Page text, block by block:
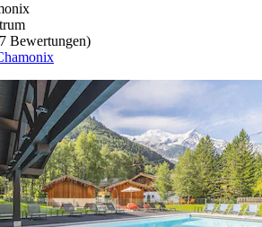
Bewertungen)